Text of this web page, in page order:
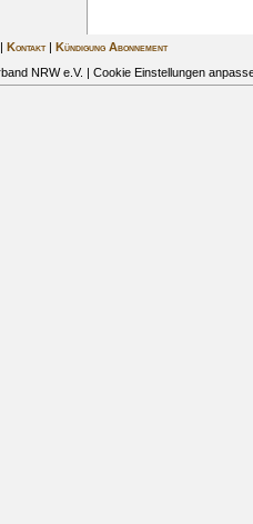
Kontakt|
Kündigung Abonnement
NRW e.V. | Cookie Einstellungen